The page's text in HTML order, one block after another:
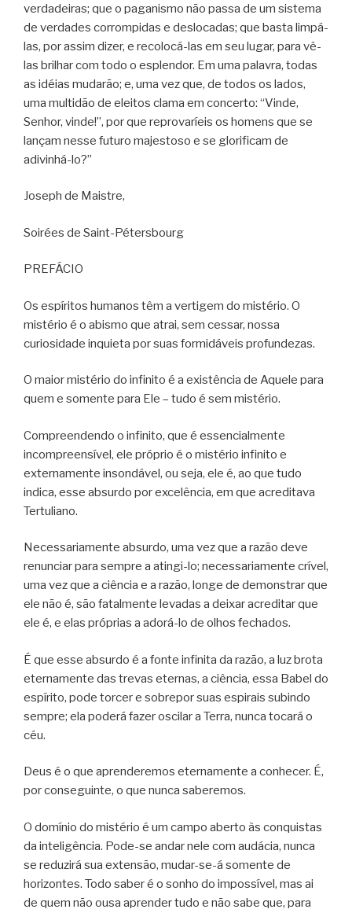
verdadeiras; que o paganismo não passa de um sistema
de verdades corrompidas e deslocadas; que basta limpá-
las, por assim dizer, e recolocá-las em seu lugar, para vê-
las brilhar com todo o esplendor. Em uma palavra, todas
as idéias mudarão; e, uma vez que, de todos os lados,
uma multidão de eleitos clama em concerto: “Vinde,
Senhor, vinde!”, por que reprovaríeis os homens que se
lançam nesse futuro majestoso e se glorificam de
adivinhá-lo?”
Joseph de Maistre,
Soirées de Saint-Pétersbourg
PREFÁCIO
Os espíritos humanos têm a vertigem do mistério. O
mistério é o abismo que atrai, sem cessar, nossa
curiosidade inquieta por suas formidáveis profundezas.
O maior mistério do infinito é a existência de Aquele para
quem e somente para Ele – tudo é sem mistério.
Compreendendo o infinito, que é essencialmente
incompreensível, ele próprio é o mistério infinito e
externamente insondável, ou seja, ele é, ao que tudo
indica, esse absurdo por excelência, em que acreditava
Tertuliano.
Necessariamente absurdo, uma vez que a razão deve
renunciar para sempre a atingi-lo; necessariamente crível,
uma vez que a ciência e a razão, longe de demonstrar que
ele não é, são fatalmente levadas a deixar acreditar que
ele é, e elas próprias a adorá-lo de olhos fechados.
É que esse absurdo é a fonte infinita da razão, a luz brota
eternamente das trevas eternas, a ciência, essa Babel do
espírito, pode torcer e sobrepor suas espirais subindo
sempre; ela poderá fazer oscilar a Terra, nunca tocará o
céu.
Deus é o que aprenderemos eternamente a conhecer. É,
por conseguinte, o que nunca saberemos.
O domínio do mistério é um campo aberto às conquistas
da inteligência. Pode-se andar nele com audácia, nunca
se reduzirá sua extensão, mudar-se-á somente de
horizontes. Todo saber é o sonho do impossível, mas ai
de quem não ousa aprender tudo e não sabe que, para